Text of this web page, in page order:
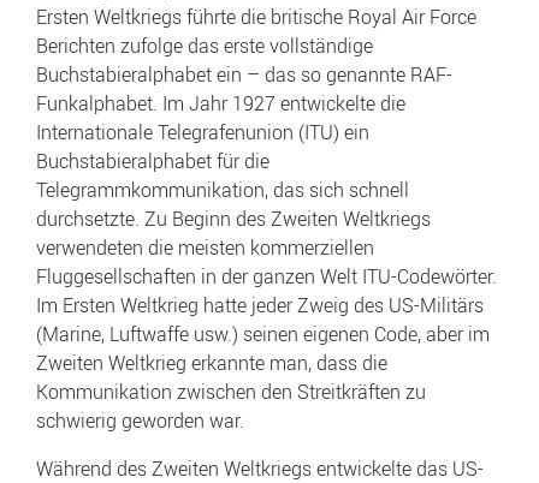
Ersten Weltkriegs führte die britische Royal Air Force
Berichten zufolge das erste vollständige
Buchstabieralphabet ein – das so genannte RAF-
Funkalphabet. Im Jahr 1927 entwickelte die
Internationale Telegrafenunion (ITU) ein
Buchstabieralphabet für die
Telegrammkommunikation, das sich schnell
durchsetzte. Zu Beginn des Zweiten Weltkriegs
verwendeten die meisten kommerziellen
Fluggesellschaften in der ganzen Welt ITU-Codewörter.
Im Ersten Weltkrieg hatte jeder Zweig des US-Militärs
(Marine, Luftwaffe usw.) seinen eigenen Code, aber im
Zweiten Weltkrieg erkannte man, dass die
Kommunikation zwischen den Streitkräften zu
schwierig geworden war.
Während des Zweiten Weltkriegs entwickelte das US-